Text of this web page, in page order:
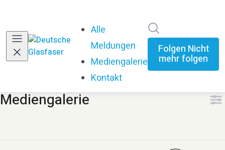
Alle
Meldungen
Mediengalerie (current)
Kontakt
Folgen Nicht
mehr folgen
Mediengalerie